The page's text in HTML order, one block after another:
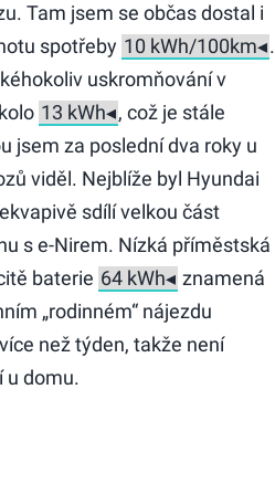
Tam jsem se občas dostal i
spotřeby
.
uskromňování v
, což je stále
jsem za poslední dva roky u
viděl. Nejblíže byl Hyundai
sdílí velkou část
s e-Nirem. Nízká příměstská
baterie
znamená
„rodinném“ nájezdu
než týden, takže není
u domu.